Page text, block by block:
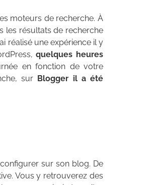
moteurs de recherche. À
les résultats de recherche
réalisé une expérience il y
quelques heures
en fonction de votre
sur Blogger il a été
sur son blog. De
Vous y retrouverez des